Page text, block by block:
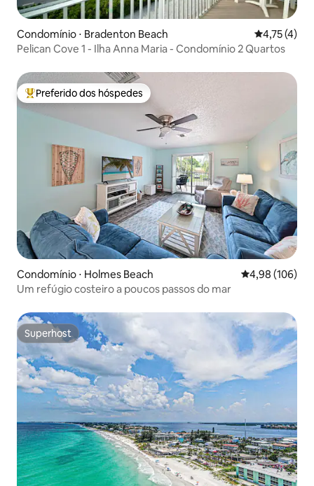
Condomínio ⋅ Bradenton Beach 4,75 de
4,75 (4)
Pelican Cove 1 - Ilha Anna Maria - Condomínio 2 Quartos
Entre os melhores preferidos dos hóspedes
Preferido dos hóspedes
Condomínio ⋅ Holmes Beach 4,98 de uma
4,98 (106)
Um refúgio costeiro a poucos passos do mar
Superhost
Superhost